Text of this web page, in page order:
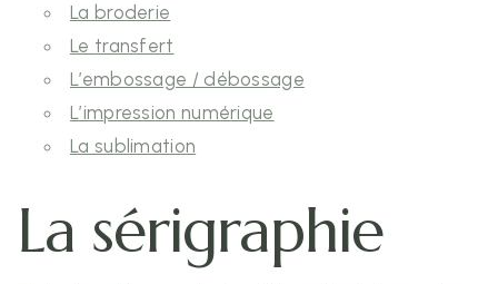
La broderie
Le transfert
L’embossage / débossage
L’impression numérique
La sublimation
La sérigraphie